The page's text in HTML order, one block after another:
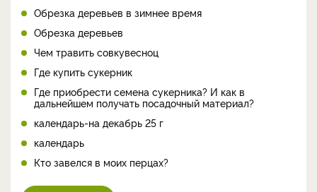
Обрезка деревьев в зимнее время
Обрезка деревьев
Чем травить совкувесноц
Где купить сукерник
Где приобрести семена сукерника? И как в
дальнейшем получать посадочный материал?
календарь-на декабрь 25 г
календарь
Кто завелся в моих перцах?